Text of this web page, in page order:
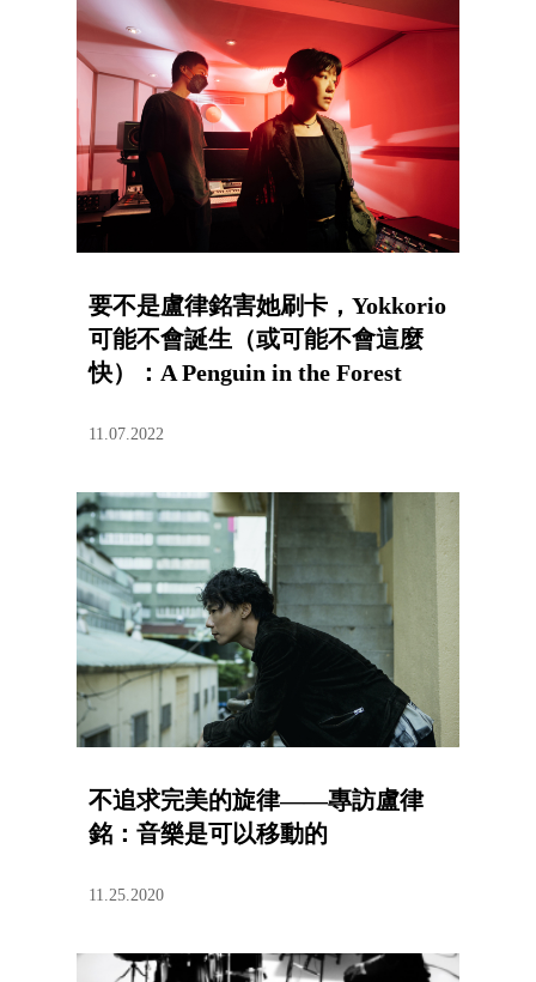
要不是盧律銘害她刷卡，Yokkorio
可能不會誕生（或可能不會這麼
快）：A Penguin in the Forest
11.07.2022
不追求完美的旋律——專訪盧律
銘：音樂是可以移動的
11.25.2020